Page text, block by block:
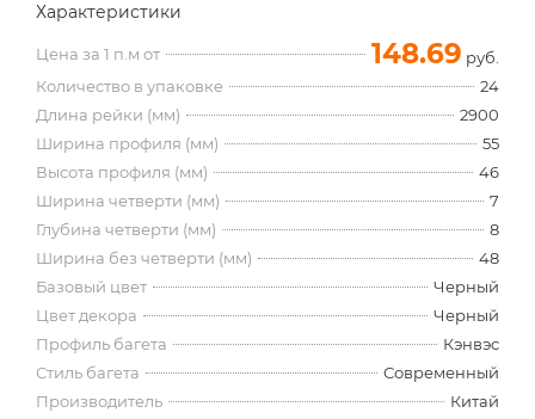
Характеристики
Цена за 1 п.м от 148.69 руб.
Количество в упаковке
24
Длина рейки (мм)
2900
Ширина профиля (мм)
55
Высота профиля (мм)
46
Ширина четверти (мм)
7
Глубина четверти (мм)
8
Ширина без четверти (мм)
48
Базовый цвет
Черный
Цвет декора
Черный
Профиль багета
Кэнвэс
Стиль багета
Современный
Производитель
Китай